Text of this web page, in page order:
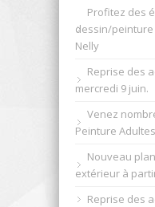
Profitez des
dessin/
Nelly
Reprise des
mercredi 9 juin.
Venez
Peinture
Nouveau
extérieur à
Reprise des